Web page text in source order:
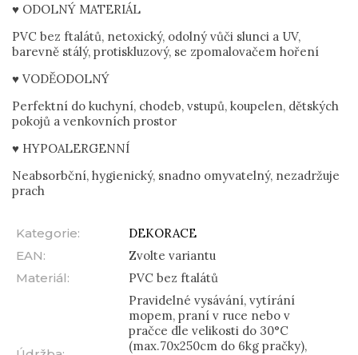
♥ ODOLNÝ MATERIÁL
PVC bez ftalátů, netoxický, odolný vůči slunci a UV,
barevně stálý, protiskluzový, se zpomalovačem hoření
♥ VODĚODOLNÝ
Perfektní do kuchyní, chodeb, vstupů, koupelen, dětských
pokojů a venkovních prostor
♥ HYPOALERGENNÍ
Neabsorbční, hygienický, snadno omyvatelný, nezadržuje
prach
Kategorie:
DEKORACE
EAN:
Zvolte variantu
Materiál: PVC bez ftalátů
Pravidelné vysávání, vytírání
mopem, praní v ruce nebo v
pračce dle velikosti do 30°C
(max.70x250cm do 6kg pračky),